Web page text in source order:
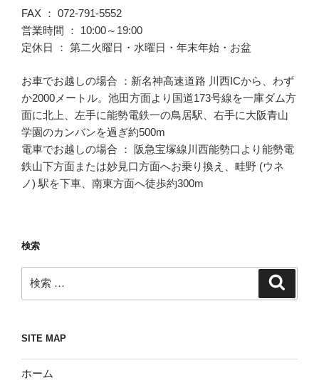
FAX ： 072-791-5552
営業時間 ： 10:00～19:00
定休日 ： 第二火曜日・水曜日・年末年始・お盆
お車でお越しの場合 ：新名神高速道路 川西ICから、わず
か2000メートル。池田方面より国道173号線を一庫ダム方
面に北上、左手に能勢電鉄一の鳥居駅、右手に大阪青山
学園のカンバンを過ぎ約500m
電車でお越しの場合 ： 阪急宝塚線川西能勢口より能勢電
鉄山下方面または妙見口方面へお乗り換え、畦野 (ウネ
ノ) 駅を下車、南東方面へ徒歩約300m
検索
索:
SITE MAP
ホーム